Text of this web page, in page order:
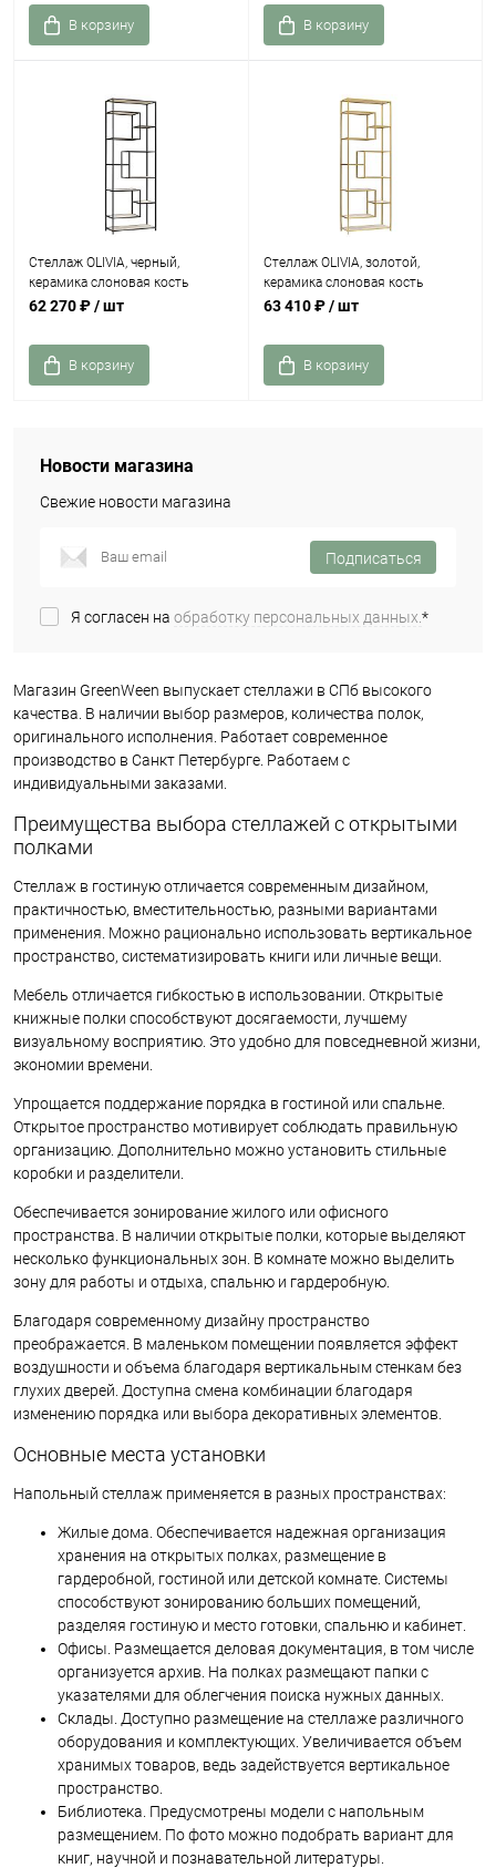
В корзину В корзину
Стеллаж OLIVIA, черный,
керамика слоновая кость
62 270 ₽/ шт
В корзину
Стеллаж OLIVIA, золотой,
керамика слоновая кость
63 410 ₽/ шт
В корзину
Новости магазина
Свежие новости магазина
Подписаться
Я согласен на обработку персональных данных.*
Магазин GreenWeen выпускает стеллажи в СПб высокого
качества. В наличии выбор размеров, количества полок,
оригинального исполнения. Работает современное
производство в Санкт Петербурге. Работаем с
индивидуальными заказами.
Преимущества выбора стеллажей с открытыми
полками
Стеллаж в гостиную отличается современным дизайном,
практичностью, вместительностью, разными вариантами
применения. Можно рационально использовать вертикальное
пространство, систематизировать книги или личные вещи.
Мебель отличается гибкостью в использовании. Открытые
книжные полки способствуют досягаемости, лучшему
визуальному восприятию. Это удобно для повседневной жизни,
экономии времени.
Упрощается поддержание порядка в гостиной или спальне.
Открытое пространство мотивирует соблюдать правильную
организацию. Дополнительно можно установить стильные
коробки и разделители.
Обеспечивается зонирование жилого или офисного
пространства. В наличии открытые полки, которые выделяют
несколько функциональных зон. В комнате можно выделить
зону для работы и отдыха, спальню и гардеробную.
Благодаря современному дизайну пространство
преображается. В маленьком помещении появляется эффект
воздушности и объема благодаря вертикальным стенкам без
глухих дверей. Доступна смена комбинации благодаря
изменению порядка или выбора декоративных элементов.
Основные места установки
Напольный стеллаж применяется в разных пространствах:
Жилые дома. Обеспечивается надежная организация
хранения на открытых полках, размещение в
гардеробной, гостиной или детской комнате. Системы
способствуют зонированию больших помещений,
разделяя гостиную и место готовки, спальню и кабинет.
Офисы. Размещается деловая документация, в том числе
организуется архив. На полках размещают папки с
указателями для облегчения поиска нужных данных.
Склады. Доступно размещение на стеллаже различного
оборудования и комплектующих. Увеличивается объем
хранимых товаров, ведь задействуется вертикальное
пространство.
Библиотека. Предусмотрены модели с напольным
размещением. По фото можно подобрать вариант для
книг, научной и познавательной литературы.